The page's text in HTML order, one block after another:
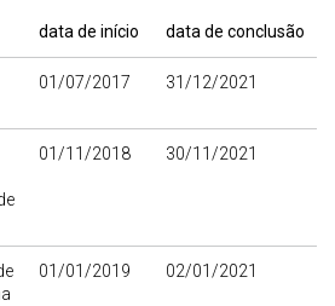
data de início data de conclusão
01/07/2017 31/12/2021
01/11/2018 30/11/2021
01/01/2019 02/01/2021